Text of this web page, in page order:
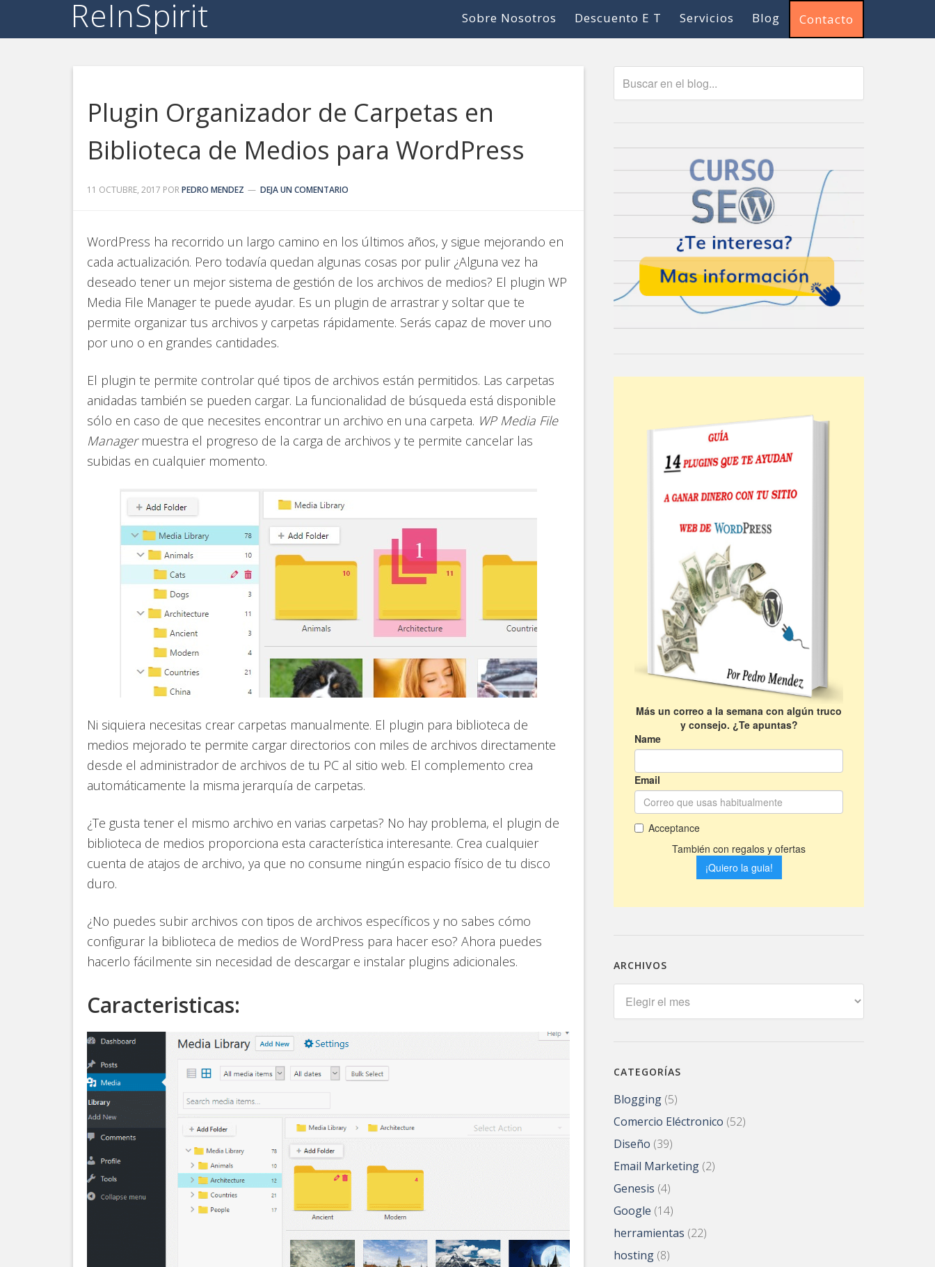
ReInSpirit Contacto
Blog
Servicios
Descuento E T
Sobre Nosotros
Plugin Organizador de Carpetas en
Biblioteca de Medios para WordPress
11 OCTUBRE, 2017 PORPEDRO MENDEZ DEJA UN COMENTARIO
WordPress ha recorrido un largo camino en los últimos años, y sigue mejorando en
cada actualización. Pero todavía quedan algunas cosas por pulir ¿Alguna vez ha
deseado tener un mejor sistema de gestión de los archivos de medios? El plugin WP
Media File Manager te puede ayudar. Es un plugin de arrastrar y soltar que te
permite organizar tus archivos y carpetas rápidamente. Serás capaz de mover uno
por uno o en grandes cantidades.
El plugin te permite controlar qué tipos de archivos están permitidos. Las carpetas
anidadas también se pueden cargar. La funcionalidad de búsqueda está disponible
sólo en caso de que necesites encontrar un archivo en una carpeta. WP Media File
Managermuestra el progreso de la carga de archivos y te permite cancelar las
subidas en cualquier momento.
Ni siquiera necesitas crear carpetas manualmente. El plugin para biblioteca de
medios mejorado te permite cargar directorios con miles de archivos directamente
desde el administrador de archivos de tu PC al sitio web. El complemento crea
automáticamente la misma jerarquía de carpetas.
¿Te gusta tener el mismo archivo en varias carpetas? No hay problema, el plugin de
biblioteca de medios proporciona esta característica interesante. Crea cualquier
cuenta de atajos de archivo, ya que no consume ningún espacio físico de tu disco
duro.
¿No puedes subir archivos con tipos de archivos específicos y no sabes cómo
configurar la biblioteca de medios de WordPress para hacer eso? Ahora puedes
hacerlo fácilmente sin necesidad de descargar e instalar plugins adicionales.
Caracteristicas:
ARCHIVOS
CATEGORÍAS
Blogging (5)
Comercio Eléctronico (52)
Diseño (39)
Email Marketing (2)
Genesis (4)
Google (14)
herramientas (22)
hosting (8)